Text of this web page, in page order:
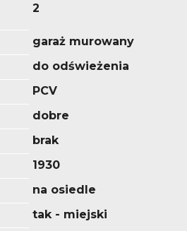
2
garaż murowany
do odświeżenia
PCV
dobre
brak
1930
na osiedle
tak - miejski